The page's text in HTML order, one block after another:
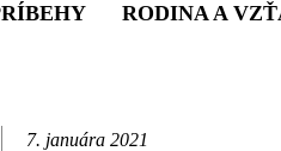
RODINA A
7. januára 2021